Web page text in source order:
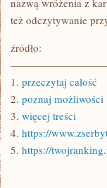
nazwą wróżenia z
też odczytywanie
źródło:
1. przeczytaj całość
2. poznaj możliwości
3. więcej treści
4. https://
5. https://